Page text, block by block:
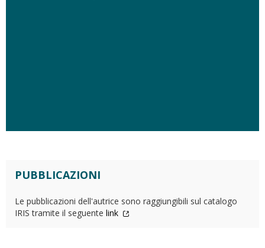
PUBBLICAZIONI
Le pubblicazioni dell'autrice sono raggiungibili sul catalogo
IRIS tramite il seguente link